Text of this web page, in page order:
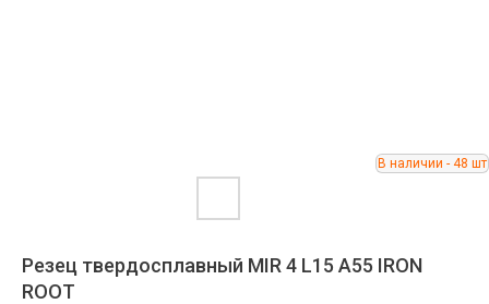
Резец твердосплавный MIR 4 L15 A55 IRON
ROOT